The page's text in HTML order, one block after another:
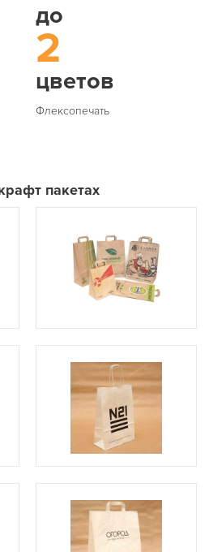
до
2
цветов
Флексопечать
пакетах